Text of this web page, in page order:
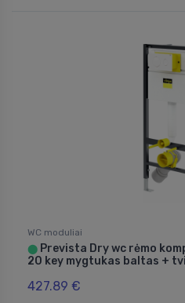
WC moduliai
⬤ Prevista Dry wc rėmo
20 key mygtukas baltas +
427.89 €